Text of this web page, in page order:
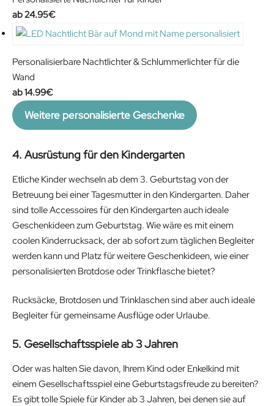
24.95€
Personalisierbare Nachtlichter & Schlummerlichter für die
Wand
14.99€
Weitere personalisierte Geschenke
4. Ausrüstung für den Kindergarten
Etliche Kinder wechseln ab dem 3. Geburtstag von der
Betreuung bei einer Tagesmutter in den Kindergarten. Daher
sind tolle Accessoires für den Kindergarten auch ideale
Geschenkideen zum Geburtstag. Wie wäre es mit einem
coolen Kinderrucksack, der ab sofort zum täglichen Begleiter
werden kann und Platz für weitere Geschenkideen, wie einer
personalisierten Brotdose oder Trinkflasche bietet?
Rucksäcke, Brotdosen und Trinklaschen sind aber auch ideale
Begleiter für gemeinsame Ausflüge oder Urlaube.
5. Gesellschaftsspiele ab 3 Jahren
Oder was halten Sie davon, Ihrem Kind oder Enkelkind mit
einem Gesellschaftsspiel eine Geburtstagsfreude zu bereiten?
Es gibt tolle Spiele für Kinder ab 3 Jahren, bei denen sie auf